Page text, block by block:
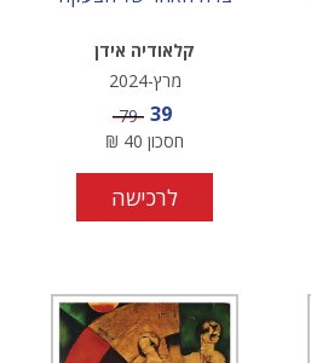
קלאודיה אידן
מרץ-2024
מחיר מבצע
39 מחיר
79
חסכון 40
₪
לרכישה